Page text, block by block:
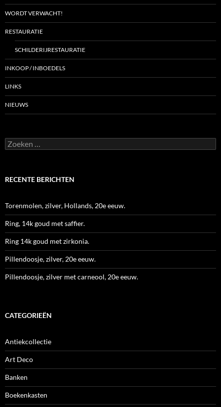
WORDT VERWACHT!
RESTAURATIE
SCHILDERIJRESTAURATIE
INKOOP / INBOEDELS
LINKS
NIEUWS
Zoeken
naar:
RECENTE BERICHTEN
Torenmolen, zilver, Hollands, 20e eeuw.
Ring, 14k goud met saffier.
Ring 14k goud met zirkonia.
Pillendoosje, zilver, 20e eeuw.
Pillendoosje, zilver met carneool, 20e eeuw.
CATEGORIEËN
Antiekcollectie
Art Deco
Banken
Boekenkasten